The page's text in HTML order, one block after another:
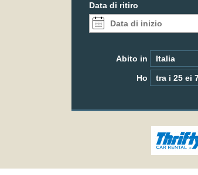
Data di ritiro
Abito in
Ho